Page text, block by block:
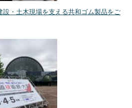
設・土木現場を支える共和ゴム製品をご